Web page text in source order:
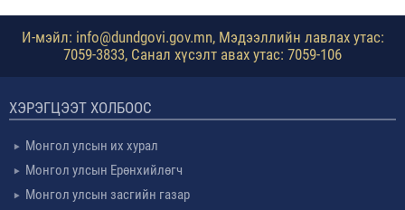
И-мэйл: info@dundgovi.gov.mn, Мэдээллийн лавлах утас:
7059-3833, Санал хүсэлт авах утас: 7059-106
ХЭРЭГЦЭЭТ ХОЛБООС
Монгол улсын их хурал
Монгол улсын Ерөнхийлөгч
Монгол улсын засгийн газар